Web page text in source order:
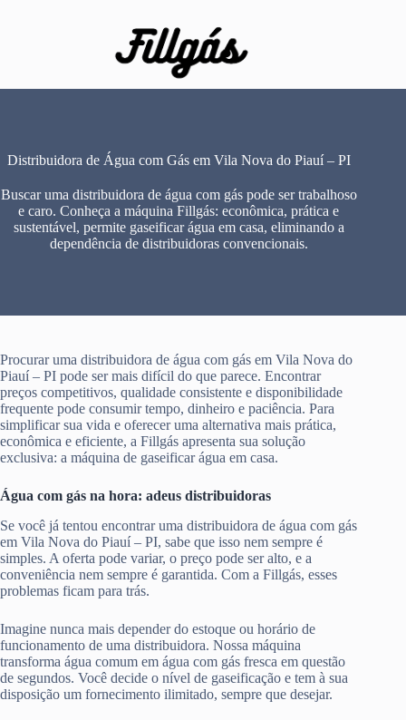
Distribuidora de Água com Gás em Vila Nova do Piauí – PI
Buscar uma distribuidora de água com gás pode ser trabalhoso
e caro. Conheça a máquina Fillgás: econômica, prática e
sustentável, permite gaseificar água em casa, eliminando a
dependência de distribuidoras convencionais.
Procurar uma distribuidora de água com gás em Vila Nova do
Piauí – PI pode ser mais difícil do que parece. Encontrar
preços competitivos, qualidade consistente e disponibilidade
frequente pode consumir tempo, dinheiro e paciência. Para
simplificar sua vida e oferecer uma alternativa mais prática,
econômica e eficiente, a Fillgás apresenta sua solução
exclusiva: a máquina de gaseificar água em casa.
Água com gás na hora: adeus distribuidoras
Se você já tentou encontrar uma distribuidora de água com gás
em Vila Nova do Piauí – PI, sabe que isso nem sempre é
simples. A oferta pode variar, o preço pode ser alto, e a
conveniência nem sempre é garantida. Com a Fillgás, esses
problemas ficam para trás.
Imagine nunca mais depender do estoque ou horário de
funcionamento de uma distribuidora. Nossa máquina
transforma água comum em água com gás fresca em questão
de segundos. Você decide o nível de gaseificação e tem à sua
disposição um fornecimento ilimitado, sempre que desejar.